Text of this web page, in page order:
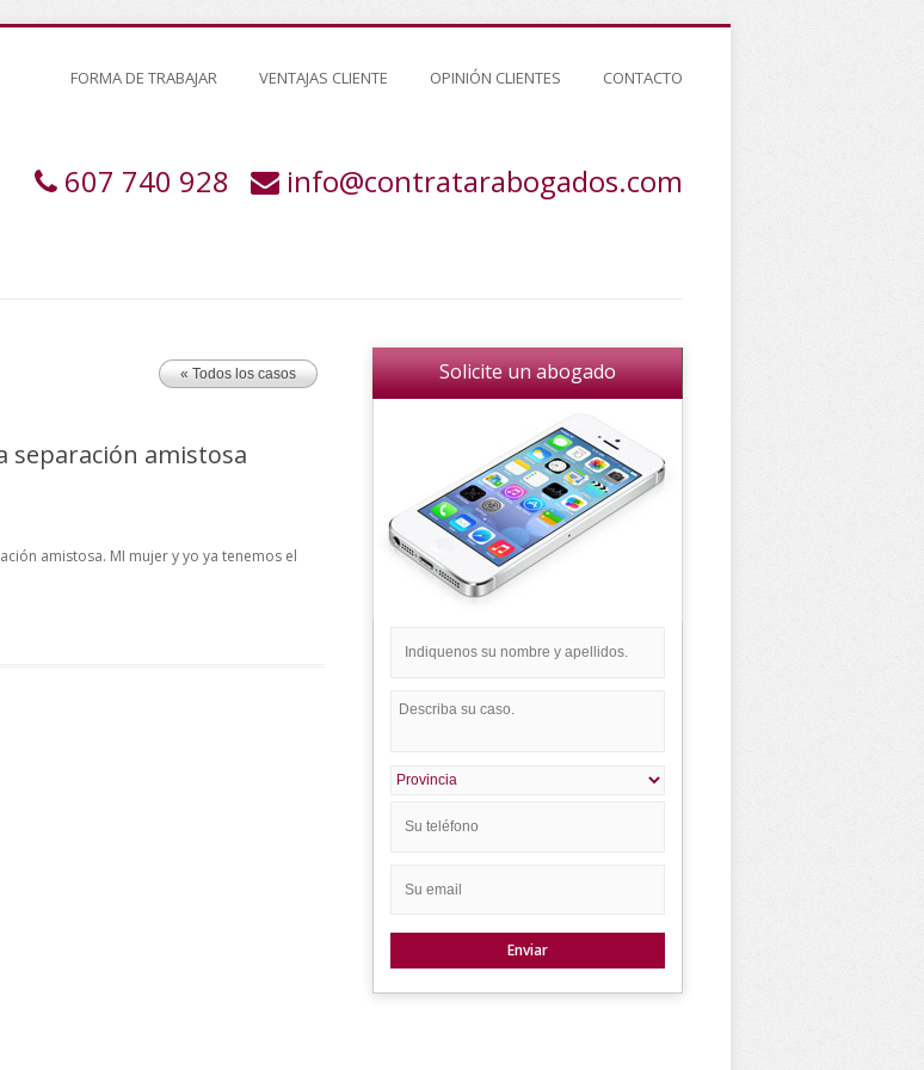
FORMA DE TRABAJAR VENTAJAS CLIENTE OPINIÓN CLIENTES CONTACTO
607 740 928
info@contratarabogados.com
« Todos los casos
separación amistosa
amistosa. MI mujer y yo ya tenemos el
Solicite un abogado